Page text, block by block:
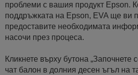
проблеми с вашия продукт Epson.
поддръжката на Epson, EVA ще ви
предоставите необходимата
насочи през процеса.
Кликнете върху бутона „Започнете
чат балон в долния десен ъгъл на